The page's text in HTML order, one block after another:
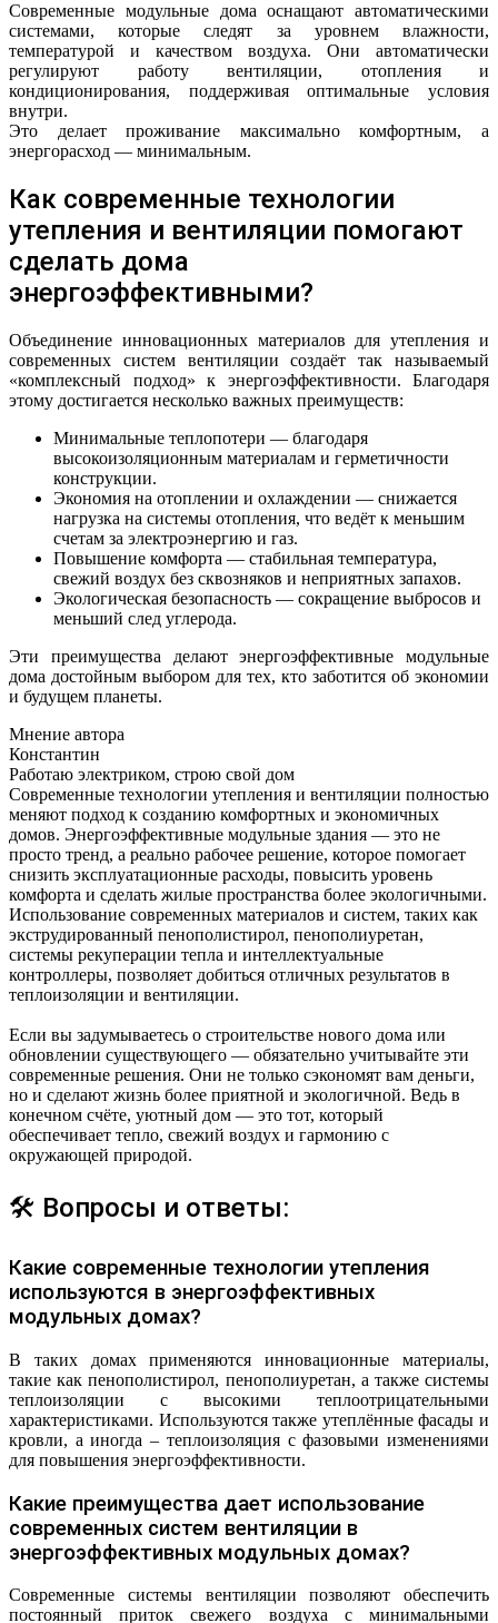
Современные модульные дома оснащают автоматическими
системами, которые следят за уровнем влажности,
температурой и качеством воздуха. Они автоматически
регулируют работу вентиляции, отопления и
кондиционирования, поддерживая оптимальные условия
внутри.
Это делает проживание максимально комфортным, а
энергорасход — минимальным.
Как современные технологии
утепления и вентиляции помогают
сделать дома
энергоэффективными?
Объединение инновационных материалов для утепления и
современных систем вентиляции создаёт так называемый
«комплексный подход» к энергоэффективности. Благодаря
этому достигается несколько важных преимуществ:
Минимальные теплопотери — благодаря
высокоизоляционным материалам и герметичности
конструкции.
Экономия на отоплении и охлаждении — снижается
нагрузка на системы отопления, что ведёт к меньшим
счетам за электроэнергию и газ.
Повышение комфорта — стабильная температура,
свежий воздух без сквозняков и неприятных запахов.
Экологическая безопасность — сокращение выбросов и
меньший след углерода.
Эти преимущества делают энергоэффективные модульные
дома достойным выбором для тех, кто заботится об экономии
и будущем планеты.
Мнение автора
Константин
Работаю электриком, строю свой дом
Современные технологии утепления и вентиляции полностью
меняют подход к созданию комфортных и экономичных
домов. Энергоэффективные модульные здания — это не
просто тренд, а реально рабочее решение, которое помогает
снизить эксплуатационные расходы, повысить уровень
комфорта и сделать жилые пространства более экологичными.
Использование современных материалов и систем, таких как
экструдированный пенополистирол, пенополиуретан,
системы рекуперации тепла и интеллектуальные
контроллеры, позволяет добиться отличных результатов в
теплоизоляции и вентиляции.
Если вы задумываетесь о строительстве нового дома или
обновлении существующего — обязательно учитывайте эти
современные решения. Они не только сэкономят вам деньги,
но и сделают жизнь более приятной и экологичной. Ведь в
конечном счёте, уютный дом — это тот, который
обеспечивает тепло, свежий воздух и гармонию с
окружающей природой.
🛠 Вопросы и ответы:
Какие современные технологии утепления
используются в энергоэффективных
модульных домах?
В таких домах применяются инновационные материалы,
такие как пенополистирол, пенополиуретан, а также системы
теплоизоляции с высокими теплоотрицательными
характеристиками. Используются также утеплённые фасады и
кровли, а иногда – теплоизоляция с фазовыми изменениями
для повышения энергоэффективности.
Какие преимущества дает использование
современных систем вентиляции в
энергоэффективных модульных домах?
Современные системы вентиляции позволяют обеспечить
постоянный приток свежего воздуха с минимальными